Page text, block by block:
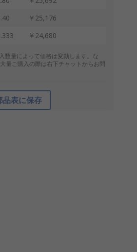
￥25,176
￥24,680
数量によって価格は変動します。な
量ご購入の際は右下チャットからお問
品表に保存